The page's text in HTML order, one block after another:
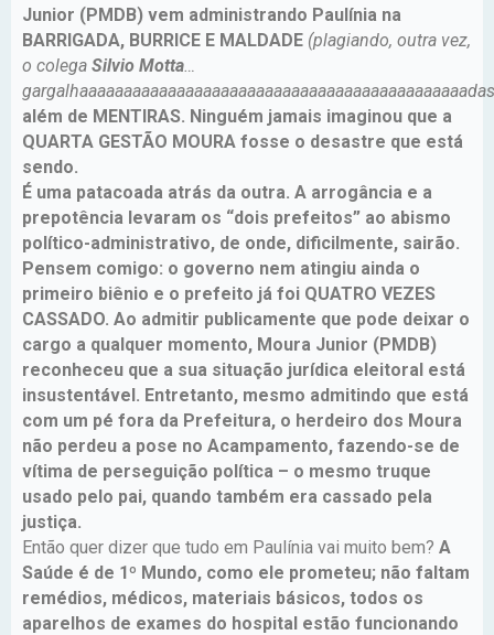
Junior (PMDB) vem administrando Paulínia na
BARRIGADA, BURRICE E MALDADE (plagiando, outra vez,
o colega Silvio Motta…
além de MENTIRAS. Ninguém jamais imaginou que a
QUARTA GESTÃO MOURA fosse o desastre que está
sendo.
É uma patacoada atrás da outra. A arrogância e a
prepotência levaram os “dois prefeitos” ao abismo
político-administrativo, de onde, dificilmente, sairão.
Pensem comigo: o governo nem atingiu ainda o
primeiro biênio e o prefeito já foi QUATRO VEZES
CASSADO. Ao admitir publicamente que pode deixar o
cargo a qualquer momento, Moura Junior (PMDB)
reconheceu que a sua situação jurídica eleitoral está
insustentável. Entretanto, mesmo admitindo que está
com um pé fora da Prefeitura, o herdeiro dos Moura
não perdeu a pose no Acampamento, fazendo-se de
vítima de perseguição política – o mesmo truque
usado pelo pai, quando também era cassado pela
justiça.
Então quer dizer que tudo em Paulínia vai muito bem? A
Saúde é de 1º Mundo, como ele prometeu; não faltam
remédios, médicos, materiais básicos, todos os
aparelhos de exames do hospital estão funcionando